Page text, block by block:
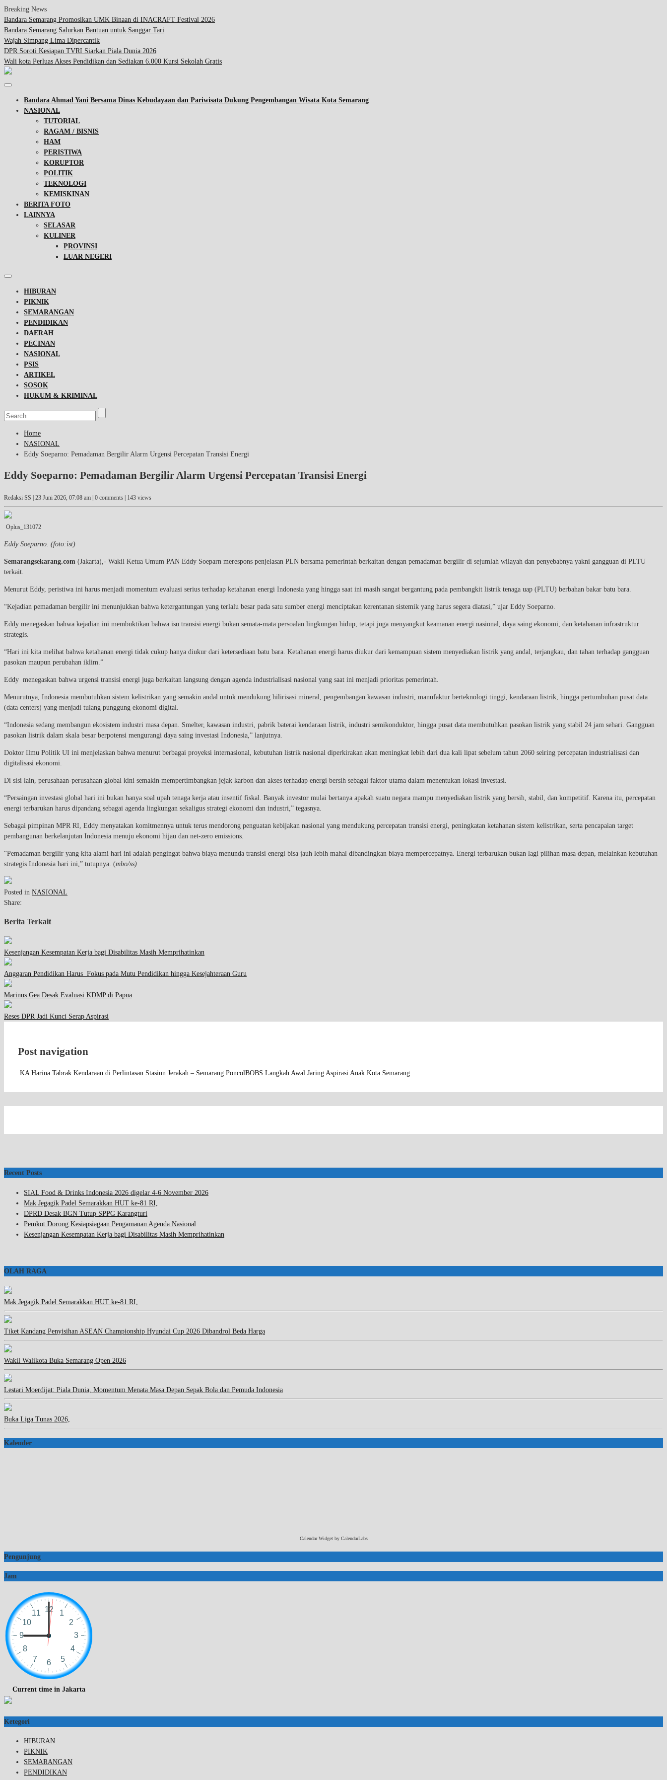
Breaking News
Bandara Semarang Promosikan UMK Binaan di INACRAFT Festival 2026
Bandara Semarang Salurkan Bantuan untuk Sanggar Tari
Wajah Simpang Lima Dipercantik
DPR Soroti Kesiapan TVRI Siarkan Piala Dunia 2026
Wali kota Perluas Akses Pendidikan dan Sediakan 6.000 Kursi Sekolah Gratis
Bandara Ahmad Yani Bersama Dinas Kebudayaan dan Pariwisata Dukung Pengembangan Wisata Kota Semarang
NASIONAL
TUTORIAL
RAGAM / BISNIS
HAM
PERISTIWA
KORUPTOR
POLITIK
TEKNOLOGI
KEMISKINAN
BERITA FOTO
LAINNYA
SELASAR
KULINER
PROVINSI
LUAR NEGERI
HIBURAN
PIKNIK
SEMARANGAN
PENDIDIKAN
DAERAH
PECINAN
NASIONAL
PSIS
ARTIKEL
SOSOK
HUKUM & KRIMINAL
Home
NASIONAL
Eddy Soeparno: Pemadaman Bergilir Alarm Urgensi Percepatan Transisi Energi
Eddy Soeparno: Pemadaman Bergilir Alarm Urgensi Percepatan Transisi Energi
Redaksi SS | 23 Juni 2026, 07:08 am | 0 comments | 143 views
Oplus_131072
Eddy Soeparno. (foto:ist)
Semarangsekarang.com (Jakarta),- Wakil Ketua Umum PAN Eddy Soeparn merespons penjelasan PLN bersama pemerintah berkaitan dengan pemadaman bergilir di sejumlah wilayah dan penyebabnya yakni gangguan di PLTU
terkait.
Menurut Eddy, peristiwa ini harus menjadi momentum evaluasi serius terhadap ketahanan energi Indonesia yang hingga saat ini masih sangat bergantung pada pembangkit listrik tenaga uap (PLTU) berbahan bakar batu bara.
“Kejadian pemadaman bergilir ini menunjukkan bahwa ketergantungan yang terlalu besar pada satu sumber energi menciptakan kerentanan sistemik yang harus segera diatasi,” ujar Eddy Soeparno.
Eddy menegaskan bahwa kejadian ini membuktikan bahwa isu transisi energi bukan semata-mata persoalan lingkungan hidup, tetapi juga menyangkut keamanan energi nasional, daya saing ekonomi, dan ketahanan infrastruktur
strategis.
“Hari ini kita melihat bahwa ketahanan energi tidak cukup hanya diukur dari ketersediaan batu bara. Ketahanan energi harus diukur dari kemampuan sistem menyediakan listrik yang andal, terjangkau, dan tahan terhadap gangguan
pasokan maupun perubahan iklim.”
Eddy menegaskan bahwa urgensi transisi energi juga berkaitan langsung dengan agenda industrialisasi nasional yang saat ini menjadi prioritas pemerintah.
Menurutnya, Indonesia membutuhkan sistem kelistrikan yang semakin andal untuk mendukung hilirisasi mineral, pengembangan kawasan industri, manufaktur berteknologi tinggi, kendaraan listrik, hingga pertumbuhan pusat data
(data centers) yang menjadi tulang punggung ekonomi digital.
“Indonesia sedang membangun ekosistem industri masa depan. Smelter, kawasan industri, pabrik baterai kendaraan listrik, industri semikonduktor, hingga pusat data membutuhkan pasokan listrik yang stabil 24 jam sehari. Gangguan
pasokan listrik dalam skala besar berpotensi mengurangi daya saing investasi Indonesia,” lanjutnya.
Doktor Ilmu Politik UI ini menjelaskan bahwa menurut berbagai proyeksi internasional, kebutuhan listrik nasional diperkirakan akan meningkat lebih dari dua kali lipat sebelum tahun 2060 seiring percepatan industrialisasi dan
digitalisasi ekonomi.
Di sisi lain, perusahaan-perusahaan global kini semakin mempertimbangkan jejak karbon dan akses terhadap energi bersih sebagai faktor utama dalam menentukan lokasi investasi.
“Persaingan investasi global hari ini bukan hanya soal upah tenaga kerja atau insentif fiskal. Banyak investor mulai bertanya apakah suatu negara mampu menyediakan listrik yang bersih, stabil, dan kompetitif. Karena itu, percepatan
energi terbarukan harus dipandang sebagai agenda lingkungan sekaligus strategi ekonomi dan industri,” tegasnya.
Sebagai pimpinan MPR RI, Eddy menyatakan komitmennya untuk terus mendorong penguatan kebijakan nasional yang mendukung percepatan transisi energi, peningkatan ketahanan sistem kelistrikan, serta pencapaian target
pembangunan berkelanjutan Indonesia menuju ekonomi hijau dan net-zero emissions.
“Pemadaman bergilir yang kita alami hari ini adalah pengingat bahwa biaya menunda transisi energi bisa jauh lebih mahal dibandingkan biaya mempercepatnya. Energi terbarukan bukan lagi pilihan masa depan, melainkan kebutuhan
strategis Indonesia hari ini,” tutupnya. (mbo/ss)
Posted in NASIONAL
Share:
Berita Terkait
Kesenjangan Kesempatan Kerja bagi Disabilitas Masih Memprihatinkan
Anggaran Pendidikan Harus Fokus pada Mutu Pendidikan hingga Kesejahteraan Guru
Marinus Gea Desak Evaluasi KDMP di Papua
Reses DPR Jadi Kunci Serap Aspirasi
Post navigation
KA Harina Tabrak Kendaraan di Perlintasan Stasiun Jerakah – Semarang PoncolBOBS Langkah Awal Jaring Aspirasi Anak Kota Semarang
Recent Posts
SIAL Food & Drinks Indonesia 2026 digelar 4-6 November 2026
Mak Jegagik Padel Semarakkan HUT ke-81 RI,
DPRD Desak BGN Tutup SPPG Karangturi
Pemkot Dorong Kesiapsiagaan Pengamanan Agenda Nasional
Kesenjangan Kesempatan Kerja bagi Disabilitas Masih Memprihatinkan
OLAH RAGA
Mak Jegagik Padel Semarakkan HUT ke-81 RI,
Tiket Kandang Penyisihan ASEAN Championship Hyundai Cup 2026 Dibandrol Beda Harga
Wakil Walikota Buka Semarang Open 2026
Lestari Moerdijat: Piala Dunia, Momentum Menata Masa Depan Sepak Bola dan Pemuda Indonesia
Buka Liga Tunas 2026,
Kalender
Calendar Widget by CalendarLabs
Pengunjung
Jam
Current time in Jakarta
Ketegori
HIBURAN
PIKNIK
SEMARANGAN
PENDIDIKAN